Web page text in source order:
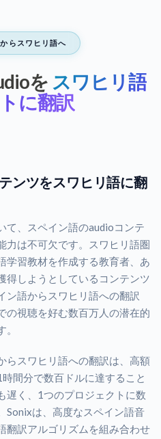
らスワヒリ語へ
を スワヒリ語
に翻訳
ンツをスワヒリ語に翻
て、スペイン語のaudioコンテ
力は不可欠です。スワヒリ語圏
学習教材を作成する教育者、あ
得しようとしているコンテンツ
ン語からスワヒリ語への翻訳
の視聴を好む数百万人の潜在的
らスワヒリ語への翻訳は、高額
間分で数百ドルに達すること
遅く、1つのプロジェクトに数
Sonixは、高度なスペイン語音
翻訳アルゴリズムを組み合わせ